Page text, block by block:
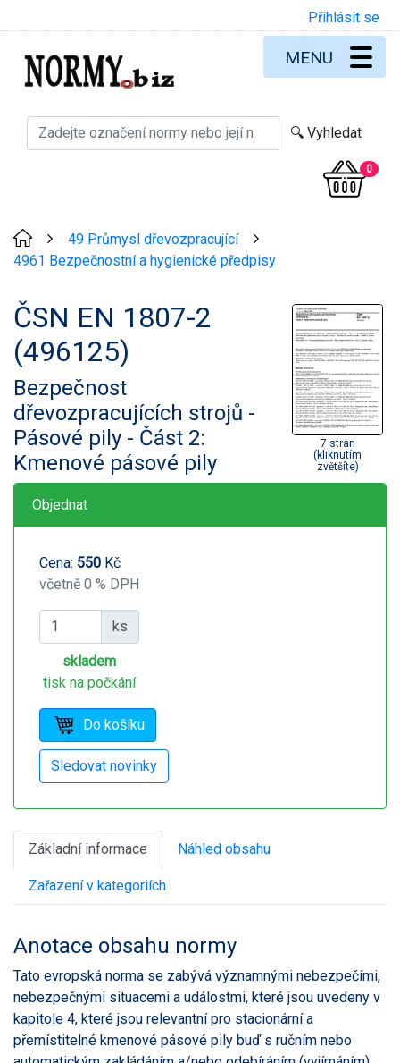
Přihlásit se
0
MENU
49 Průmysl dřevozpracující
4961 Bezpečnostní a hygienické předpisy
ČSN EN 1807-2
(496125)
Bezpečnost
dřevozpracujících strojů -
Pásové pily - Část 2:
Kmenové pásové pily
7 stran
(kliknutím
zvětšíte)
Objednat
Cena: 550 Kč
včetně 0 % DPH
ks
skladem
tisk na počkání
Základní informace Náhled obsahu
Zařazení v kategoriích
Anotace obsahu normy
Tato evropská norma se zabývá významnými nebezpečími,
nebezpečnými situacemi a událostmi, které jsou uvedeny v
kapitole 4, které jsou relevantní pro stacionární a
přemístitelné kmenové pásové pily buď s ručním nebo